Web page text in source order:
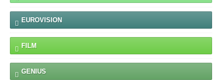
EUROVISION
FILM
GENIUS